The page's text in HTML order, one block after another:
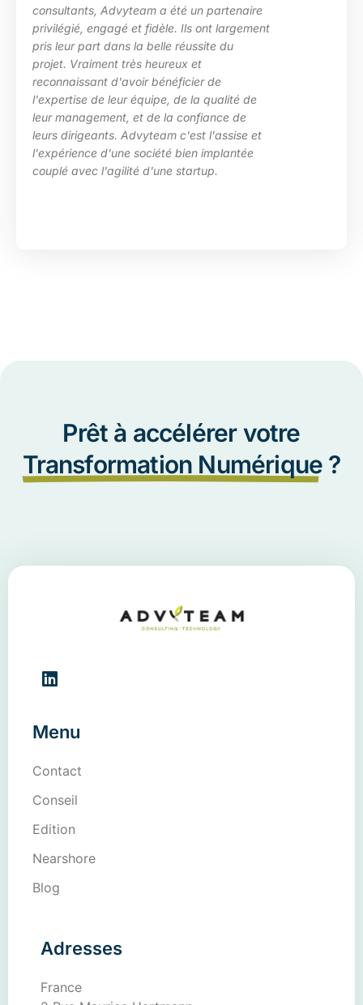
consultants, Advyteam a été un partenaire
privilégié, engagé et fidèle. Ils ont largement
pris leur part dans la belle réussite du
projet. Vraiment très heureux et
reconnaissant d'avoir bénéficier de
l'expertise de leur équipe, de la qualité de
leur management, et de la confiance de
leurs dirigeants. Advyteam c'est l'assise et
l'expérience d'une société bien implantée
couplé avec l'agilité d'une startup.
Prêt à accélérer votre
Transformation Numérique ?
Menu
Contact
Conseil
Edition
Nearshore
Blog
Adresses
France